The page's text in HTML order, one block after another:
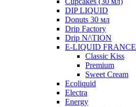
DIP LIQUID
Donuts 30 мл
Drip Factory
Drip N/\TION
E-LIQUID FRANCE
Classic Kiss
Premium
Sweet Cream
Ecoliquid
Electra
Energy